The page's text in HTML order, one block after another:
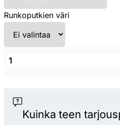
Runkoputkien väri
Narbutas
MCF
neuvottelupöytä
Kuinka teen